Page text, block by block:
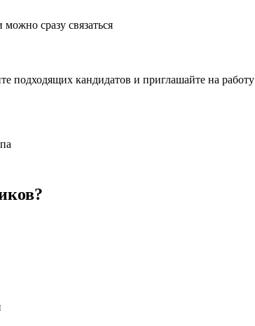
сразу связаться
подходящих кандидатов и приглашайте на работу